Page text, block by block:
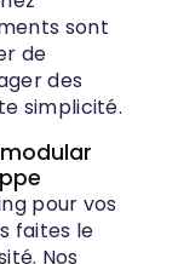
sont
de
des
simplicité.
pour vos
faites le
Nos